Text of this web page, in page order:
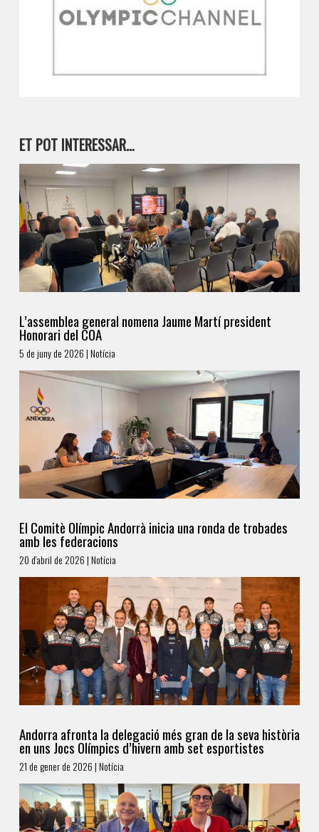
ET POT INTERESSAR…
L’assemblea general nomena Jaume Martí president
Honorari del COA
5 de juny de 2026 | Notícia
El Comitè Olímpic Andorrà inicia una ronda de trobades
amb les federacions
20 d'abril de 2026 | Notícia
Andorra afronta la delegació més gran de la seva història
en uns Jocs Olímpics d’hivern amb set esportistes
21 de gener de 2026 | Notícia